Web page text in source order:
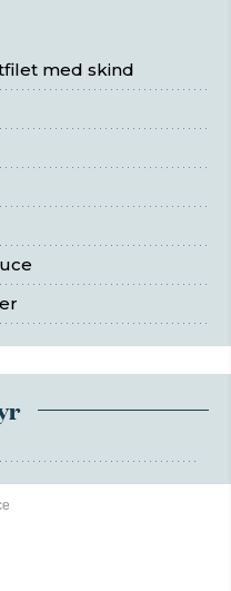
med skind